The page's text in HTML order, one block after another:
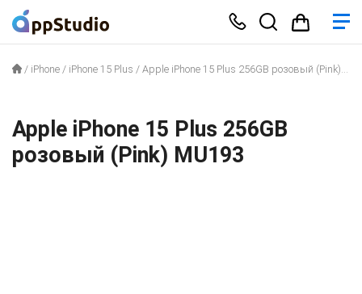
/ iPhone / iPhone 15 Plus / Apple iPhone 15 Plus 256GB розовый (Pink) MU193
Apple iPhone 15 Plus 256GB
розовый (Pink) MU193